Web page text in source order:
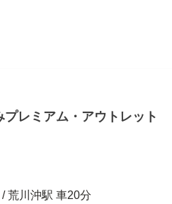
レミアム・アウトレット
荒川沖駅 車20分